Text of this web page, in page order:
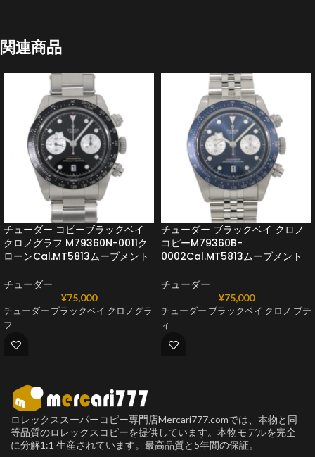
関連商品
チューダー コピーブラックベイ
クロノグラフ M79360N-0011ク
ローンCal.MT5813ムーブメント
チューダー
¥75,000
チューダー ブラックベイ クロノグラ
フ
チューダー ブラックベイ クロノ
コピーM79360B-
0002Cal.MT5813ムーブメント
チューダー
¥75,000
チューダー ブラックベイ クロノ ブテ
ィ
ロレックススーパーコピー専門店Mercari777.comでは、本物と同
等品質のロレックスコピーを提供しています。本物モデルを完全
に分解1:1 生産されています。最高品質と5年間の保証。